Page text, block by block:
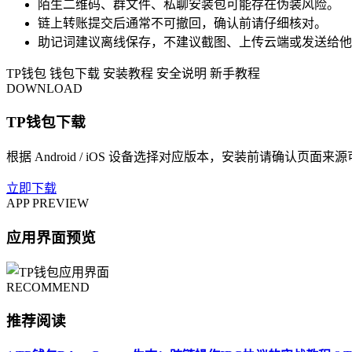
陌生二维码、群文件、私聊安装包可能存在伪装风险。
链上转账提交后通常不可撤回，确认前请仔细核对。
助记词建议离线保存，不建议截图、上传云端或发送给他
TP钱包 钱包下载 安装教程 安全说明 新手教程
DOWNLOAD
TP钱包下载
根据 Android / iOS 设备选择对应版本，安装前请确认页面来源
立即下载
APP PREVIEW
应用界面预览
RECOMMEND
推荐阅读